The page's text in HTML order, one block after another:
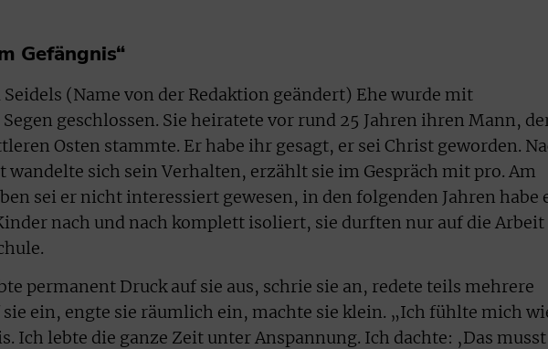
Gefängnis“
Seidels (Name von der Redaktion geändert) Ehe wurde mit
geschlossen. Sie heiratete vor rund 25 Jahren ihren Mann,
Osten stammte. Er habe ihr gesagt, er sei Christ geworden.
wandelte sich sein Verhalten, erzählt sie im Gespräch mit pro. Am
sei er nicht interessiert gewesen, in den folgenden Jahren habe
nach und nach komplett isoliert, sie durften nur auf die Arbeit
permanent Druck auf sie aus, schrie sie an, redete teils mehrere
sie ein, engte sie räumlich ein, machte sie klein. „Ich fühlte mich
Ich lebte die ganze Zeit unter Anspannung. Ich dachte: ‚Das